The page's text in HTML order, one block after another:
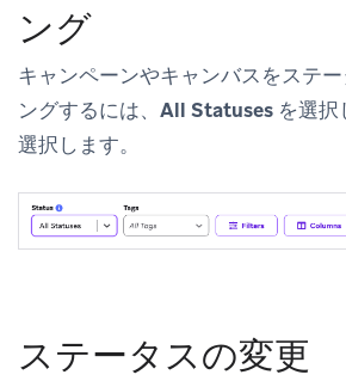
ング
キャンペーンやキャンバスをステ
ングするには、 All Statuses を選択
選択します。
ステータスの変更